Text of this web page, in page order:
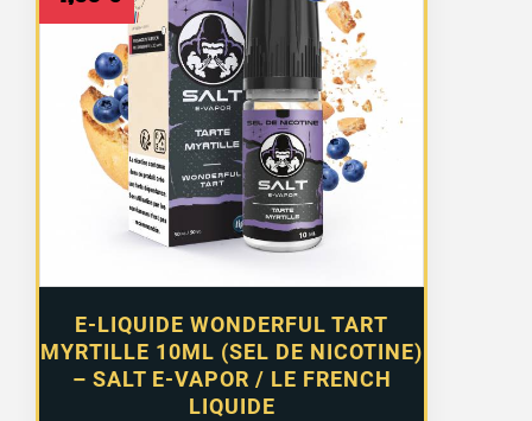
E-LIQUIDE WONDERFUL TART
MYRTILLE 10ML (SEL DE NICOTINE)
– SALT E-VAPOR / LE FRENCH
LIQUIDE